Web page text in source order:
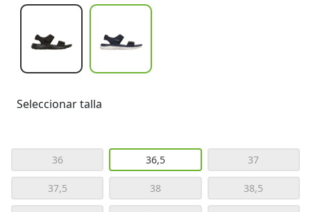
Seleccionar talla
36 36,5 37
37,5 38 38,5